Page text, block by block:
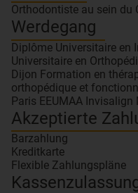
Orthodontiste au sein du
Werdegang
Diplôme Universitaire en
Universitaire en
Dijon Formation en
orthopédique et
Paris EEUMAA
Akzeptierte
Barzahlung
Kreditkarte
Flexible Zahlungspläne